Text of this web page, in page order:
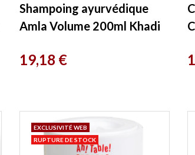
Shampoing ayurvédique
Amla Volume 200ml Khadi
Prix
19,18 €
EXCLUSIVITÉ WEB
RUPTURE DE STOCK